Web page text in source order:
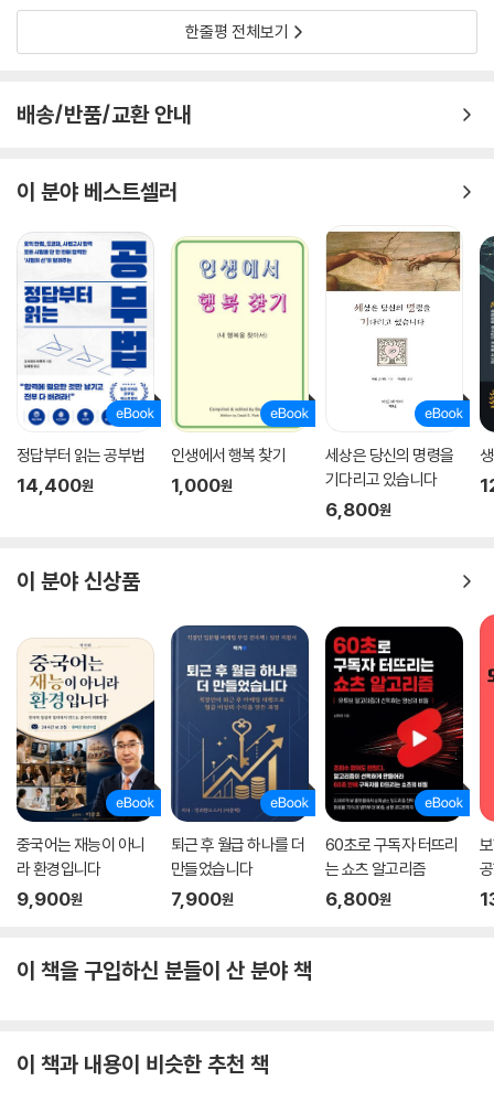
한줄평 전체보기
배송/반품/교환 안내
이 분야 베스트셀러
정답부터 읽는 공부법
14,400원
인생에서 행복 찾기
1,000원
세상은 당신의 명령을
기다리고 있습니다
6,800원
이 분야 신상품
중국어는 재능이 아니
라 환경입니다
9,900원
퇴근 후 월급 하나를 더
만들었습니다
7,900원
60초로 구독자 터뜨리
는 쇼츠 알고리즘
6,800원
이 책을 구입하신 분들이 산 분야 책
이 책과 내용이 비슷한 추천 책